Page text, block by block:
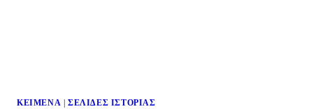
ΚΕΊΜΕΝΑ ΣΕΛΊΔΕΣ ΙΣΤΟΡΊΑΣ